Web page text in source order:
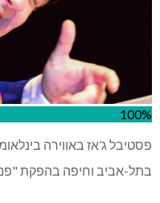
100%
פסטיבל ג’אז באווירה
בתל-אביב וחיפה בהפקת